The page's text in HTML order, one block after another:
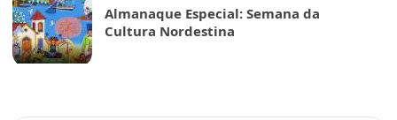
Almanaque Especial: Semana da
Cultura Nordestina